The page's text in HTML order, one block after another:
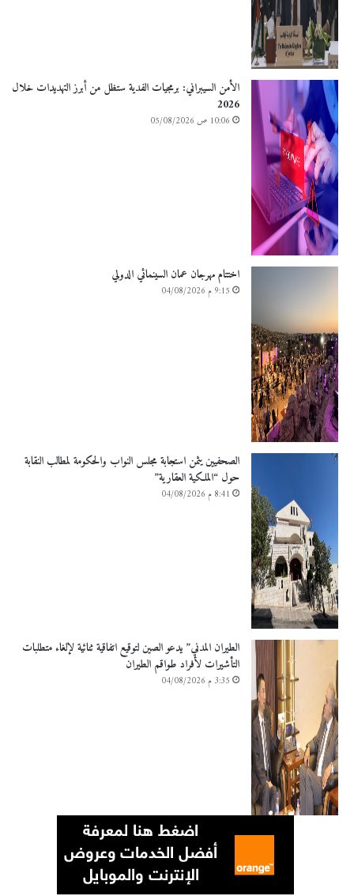
الأمن السيبراني: برمجيات الفدية ستظل من أبرز التهديدات خلال
2026
10:06 ص 05/08/2026
اختتام مهرجان عمان السينمائي الدولي
9:15 م 04/08/2026
الصحفيين يثمن استجابة مجلس النواب والحكومة لمطالب النقابة
حول “الملكية العقارية”
8:41 م 04/08/2026
الطيران المدني” يدعو الصين لتوقيع اتفاقية ثنائية لإلغاء متطلبات
التأشيرات لأفراد طواقم الطيران
3:35 م 04/08/2026